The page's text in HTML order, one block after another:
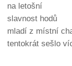
na letošní
slavnost hodů
mladí z místní
tentokrát sešlo